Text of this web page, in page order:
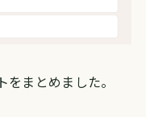
まとめました。